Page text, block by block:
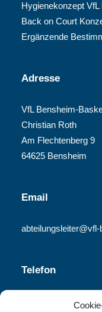
Hygienekonzept
Back on Court
Ergänzende
Adresse
VfL Bensheim-
Christian Roth
Am Flechtenberg 9
64625 Bensheim
Email
Telefon
06251-840 340